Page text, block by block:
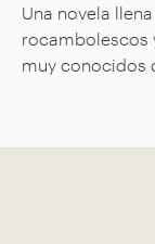
Una novela
rocambolescos
muy conocidos